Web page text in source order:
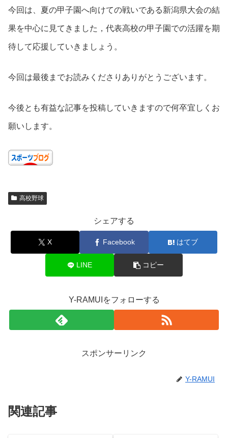
今回は、夏の甲子園へ向けての戦いである新潟県大会の結
果を中心に見てきました，代表高校の甲子園での活躍を期
待して応援していきましょう。
今回は最後までお読みくださりありがとうございます。
今後とも有益な記事を投稿していきますので何卒宜しくお
願いします。
高校野球
シェアする
X Facebook はてブ
LINE コピー
Y-RAMUIをフォローする
スポンサーリンク
Y-RAMUI
関連記事